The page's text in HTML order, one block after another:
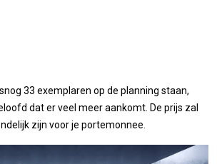
33 exemplaren op de planning staan,
dat er veel meer aankomt. De prijs zal
zijn voor je portemonnee.